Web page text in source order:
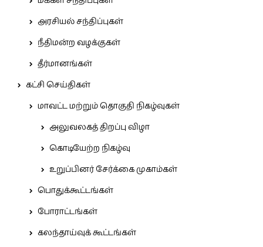
அரசியல் சந்திப்புகள்
நீதிமன்ற வழக்குகள்
தீர்மானங்கள்
கட்சி செய்திகள்
மாவட்ட மற்றும் தொகுதி நிகழ்வுகள்
அலுவலகத் திறப்பு விழா
கொடியேற்ற நிகழ்வு
உறுப்பினர் சேர்க்கை முகாம்கள்
பொதுக்கூட்டங்கள்
போராட்டங்கள்
கலந்தாய்வுக் கூட்டங்கள்